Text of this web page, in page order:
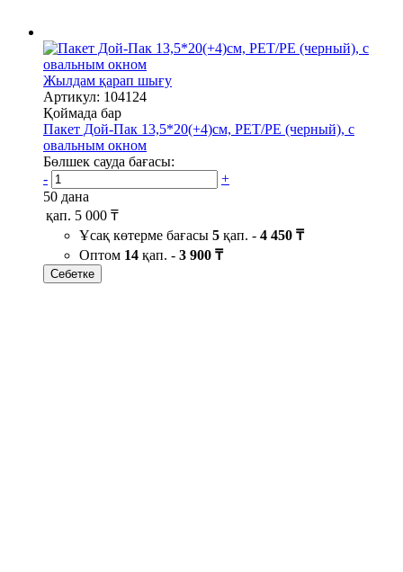
Жылдам қарап шығу
Артикул: 104124
Қоймада бар
Пакет Дой-Пак 13,5*20(+4)см, PET/PE (черный), с
овальным окном
Бөлшек сауда бағасы:
-
+
50 дана
қап. 5 000 ₸
Ұсақ көтерме бағасы 5 қап. - 4 450 ₸
Оптом 14 қап. - 3 900 ₸
Себетке